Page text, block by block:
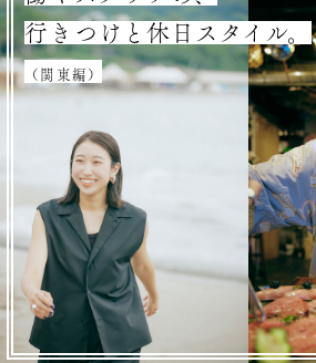
行きつけと休日スタイル。
（関東編）